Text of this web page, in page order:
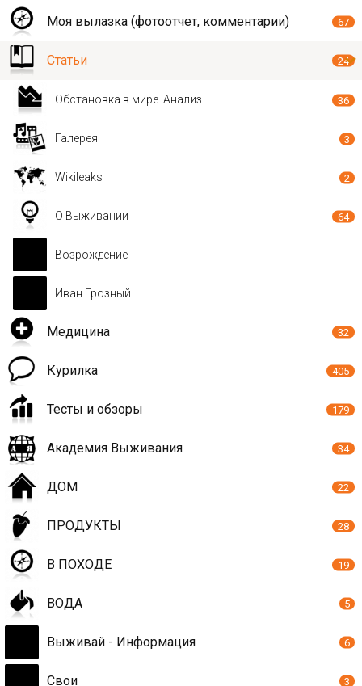
Моя вылазка (фотоотчет, комментарии) 67
Статьи 24
Обстановка в мире. Анализ. 36
Галерея 3
Wikileaks 2
О Выживании 64
Возрождение
Иван Грозный
Медицина 32
Курилка 405
Тесты и обзоры 179
Академия Выживания 34
ДОМ 22
ПРОДУКТЫ 28
В ПОХОДЕ 19
ВОДА 5
Выживай - Информация 6
Свои 3